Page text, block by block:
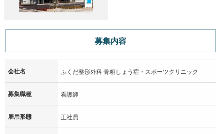
ご応募をスタッフ一同心よりお待ちしています。
募集内容
会社名 ふくだ整形外科 骨粗しょう症・スポーツクリニック
募集職種 看護師
雇用形態 正社員